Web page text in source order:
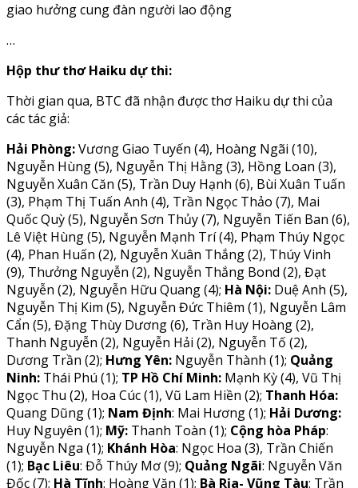
giao hưởng cung đàn người lao động
…
Hộp thư thơ Haiku dự thi:
Thời gian qua, BTC đã nhận được thơ Haiku dự thi của
các tác giả:
Hải Phòng:Vương Giao Tuyến (4), Hoàng Ngãi (10),
Nguyễn Hùng (5), Nguyễn Thị Hằng (3), Hồng Loan (3),
Nguyễn Xuân Căn (5), Trần Duy Hạnh (6), Bùi Xuân Tuấn
(3), Phạm Thị Tuấn Anh (4), Trần Ngọc Thảo (7), Mai
Quốc Quỳ (5), Nguyễn Sơn Thủy (7), Nguyễn Tiến Ban (6),
Lê Việt Hùng (5), Nguyễn Mạnh Trí (4), Phạm Thúy Ngọc
(4), Phan Huấn (2), Nguyễn Xuân Thắng (2), Thúy Vinh
(9), Thưởng Nguyễn (2), Nguyễn Thắng Bond (2), Đạt
Nguyễn (2), Nguyễn Hữu Quang (4); Hà Nội: Duệ Anh (5),
Nguyễn Thị Kim (5), Nguyễn Đức Thiêm (1), Nguyễn Lâm
Cẩn (5), Đặng Thùy Dương (6), Trần Huy Hoàng (2),
Thanh Nguyễn (2), Nguyễn Hải (2), Nguyễn Tố (2),
Dương Trần (2); Hưng Yên: Nguyễn Thành (1); Quảng
Ninh: Thái Phú (1); TP Hồ Chí Minh: Mạnh Kỳ (4), Vũ Thị
Ngọc Thu (2), Hoa Cúc (1), Vũ Lam Hiền (2); Thanh Hóa:
Quang Dũng (1); Nam Định: Mai Hương (1); Hải Dương:
Huy Nguyên (1); Mỹ: Thanh Toàn (1); Cộng hòa Pháp:
Nguyễn Nga (1); Khánh Hòa: Ngọc Hoa (3), Trần Chiến
(1); Bạc Liêu: Đỗ Thúy Mơ (9); Quảng Ngãi: Nguyễn Văn
Đốc (7); Hà Tĩnh: Hoàng Văn (1); Bà Rịa- Vũng Tàu: Trần